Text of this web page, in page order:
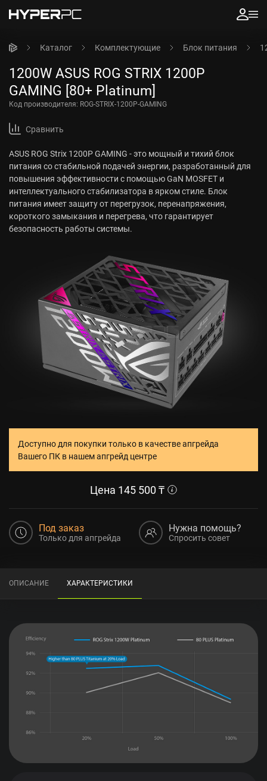
Каталог Комплектующие Блок питания
1200W ASUS ROG STRIX 1200P
GAMING [80+ Platinum]
Код производителя: ROG-STRIX-1200P-GAMING
Сравнить
ASUS ROG Strix 1200P GAMING - это мощный и тихий блок
питания со стабильной подачей энергии, разработанный для
повышения эффективности с помощью GaN MOSFET и
интеллектуального стабилизатора в ярком стиле. Блок
питания имеет защиту от перегрузок, перенапряжения,
короткого замыкания и перегрева, что гарантирует
безопасность работы системы.
Доступно для покупки только в качестве апгрейда
Вашего ПК в нашем апгрейд центре
Цена 145 500 ₸
Под заказ
Только для апгрейда
Нужна помощь?
Спросить совет
ОПИСАНИЕ ХАРАКТЕРИСТИКИ